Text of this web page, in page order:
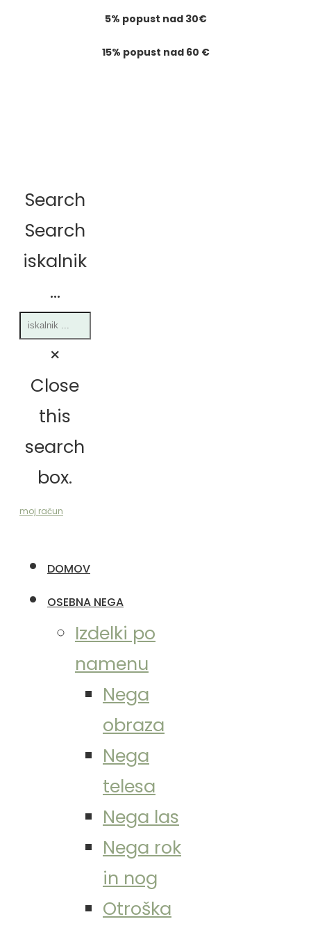
5% popust nad 30€
15% popust nad 60 €
Search
Search
iskalnik
...
×
Close
this
search
box.
moj račun
DOMOV
OSEBNA NEGA
Izdelki po
namenu
Nega
obraza
Nega
telesa
Nega las
Nega rok
in nog
Otroška